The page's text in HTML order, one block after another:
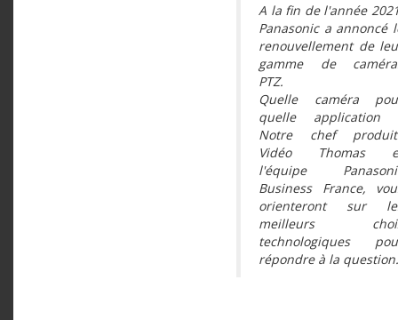
A la fin de l'année
Panasonic a annoncé
renouvellement de
gamme de
PTZ.
Quelle caméra
quelle application
Notre chef
Vidéo Thomas
l'équipe
Business France,
orienteront sur
meilleurs
technologiques
répondre à la question.